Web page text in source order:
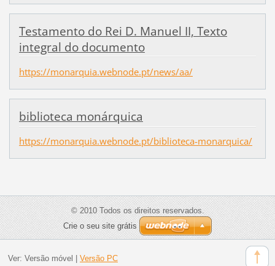
Testamento do Rei D. Manuel II, Texto
integral do documento
https://monarquia.webnode.pt/news/aa/
biblioteca monárquica
https://monarquia.webnode.pt/biblioteca-monarquica/
© 2010 Todos os direitos reservados.
Crie o seu site grátis
Ver: Versão móvel | Versão PC